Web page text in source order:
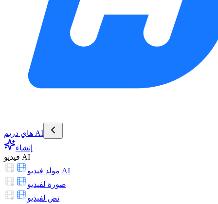
هاي دريم AI
إنشاء
فيديو AI
مولد فيديو AI
صورة لفيديو
نص لفيديو